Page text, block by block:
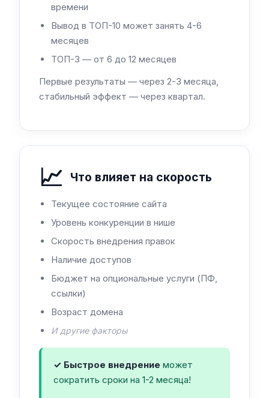
времени
Вывод в ТОП-10 может занять 4-6
месяцев
ТОП-3 — от 6 до 12 месяцев
Первые результаты — через 2-3 месяца,
стабильный эффект — через квартал.
📈 Что влияет на скорость
Текущее состояние сайта
Уровень конкуренции в нише
Скорость внедрения правок
Наличие доступов
Бюджет на опциональные услуги (ПФ,
ссылки)
Возраст домена
И другие факторы
✓ Быстрое внедрение может
сократить сроки на 1-2 месяца!